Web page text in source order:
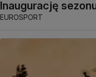
Inaugurację
EUROSPORT